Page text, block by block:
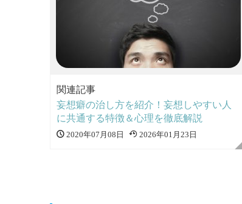
関連記事
妄想癖の治し方を紹介！妄想しやすい人
に共通する特徴＆心理を徹底解説
2020年07月08日 2026年01月23日